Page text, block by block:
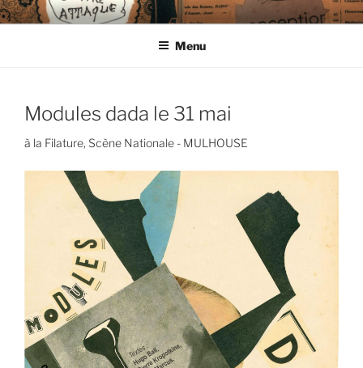
Aller
au
CIE LES ENDIMANCHÉS
Menu
Modules dada le 31 mai
à la Filature, Scène Nationale - MULHOUSE